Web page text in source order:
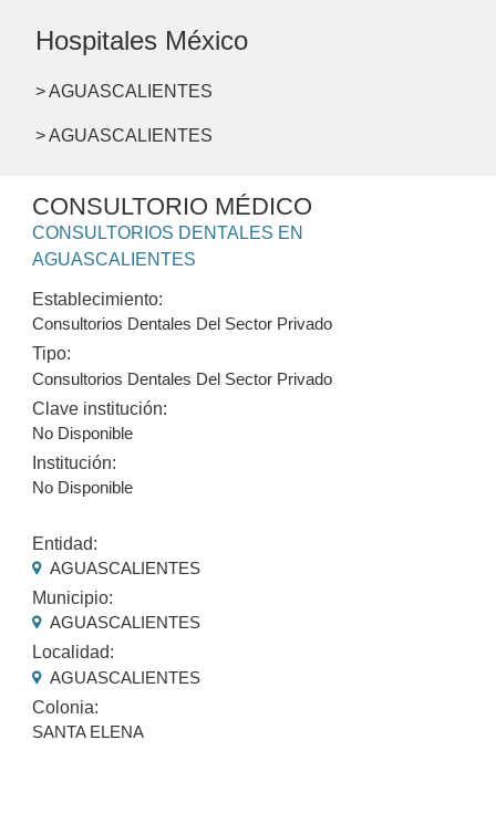
Hospitales México
> AGUASCALIENTES
> AGUASCALIENTES
CONSULTORIO MÉDICO
CONSULTORIOS DENTALES EN
AGUASCALIENTES
Establecimiento:
Consultorios Dentales Del Sector Privado
Tipo:
Consultorios Dentales Del Sector Privado
Clave institución:
No Disponible
Institución:
No Disponible
Entidad:
AGUASCALIENTES
Municipio:
AGUASCALIENTES
Localidad:
AGUASCALIENTES
Colonia:
SANTA ELENA